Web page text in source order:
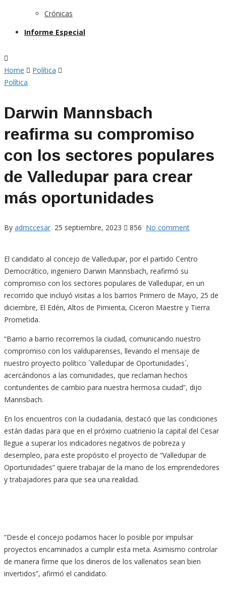
Crónicas
Informe Especial
Home
Política
Política
Darwin Mannsbach
reafirma su compromiso
con los sectores populares
de Valledupar para crear
más oportunidades
By admccesar 25 septiembre, 2023 856 No comment
El candidato al concejo de Valledupar, por el partido Centro
Democrático, ingeniero Darwin Mannsbach, reafirmó su
compromiso con los sectores populares de Valledupar, en un
recorrido que incluyó visitas a los barrios Primero de Mayo, 25 de
diciembre, El Edén, Altos de Pimienta, Ciceron Maestre y Tierra
Prometida.
“Barrio a barrio recorremos la ciudad, comunicando nuestro
compromiso con los valduparenses, llevando el mensaje de
nuestro proyecto político ´Valledupar de Oportunidades´,
acercándonos a las comunidades, que reclaman hechos
contundentes de cambio para nuestra hermosa ciudad”, dijo
Mannsbach.
En los encuentros con la ciudadanía, destacó que las condiciones
están dadas para que en el próximo cuatrienio la capital del Cesar
llegue a superar los indicadores negativos de pobreza y
desempleo, para este propósito el proyecto de “Valledupar de
Oportunidades” quiere trabajar de la mano de los emprendedores
y trabajadores para que sea una realidad.
“Desde el concejo podamos hacer lo posible por impulsar
proyectos encaminados a cumplir esta meta. Asimismo controlar
de manera firme que los dineros de los vallenatos sean bien
invertidos”, afirmó el candidato.